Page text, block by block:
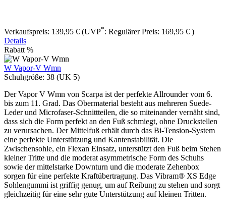
Verkaufspreis: 139,95 € (UVP*: Regulärer Preis: 169,95 € )
Details
Rabatt %
W Vapor-V Wmn
Schuhgröße: 38 (UK 5)
Der Vapor V Wmn von Scarpa ist der perfekte Allrounder vom 6.
bis zum 11. Grad. Das Obermaterial besteht aus mehreren Suede-
Leder und Microfaser-Schnittteilen, die so miteinander vernäht sind,
dass sich die Form perfekt an den Fuß schmiegt, ohne Druckstellen
zu verursachen. Der Mittelfuß erhält durch das Bi-Tension-System
eine perfekte Unterstützung und Kantenstabilität. Die
Zwischensohle, ein Flexan Einsatz, unterstützt den Fuß beim Stehen
kleiner Tritte und die moderat asymmetrische Form des Schuhs
sowie der mittelstarke Downturn und die moderate Zehenbox
sorgen für eine perfekte Kraftübertragung. Das Vibram® XS Edge
Sohlengummi ist griffig genug, um auf Reibung zu stehen und sorgt
gleichzeitig für eine sehr gute Unterstützung auf kleinen Tritten.